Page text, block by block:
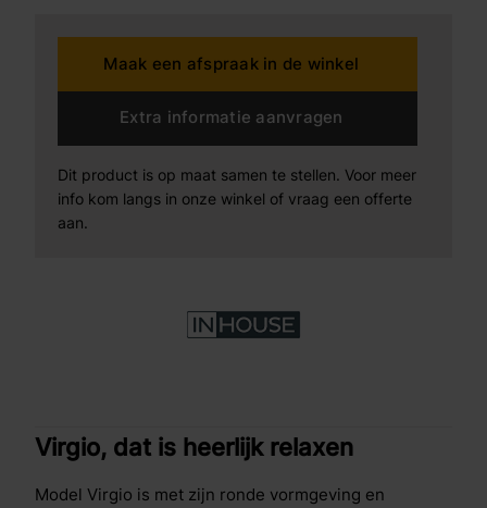
Maak een afspraak in de winkel
Extra informatie aanvragen
Dit product is op maat samen te stellen. Voor meer
info kom langs in onze winkel of vraag een offerte
aan.
Virgio, dat is heerlijk relaxen
Model Virgio is met zijn ronde vormgeving en